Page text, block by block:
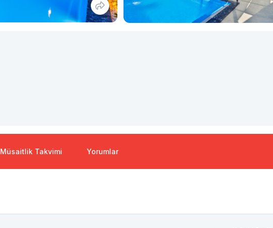
Müsaitlik Takvimi Yorumlar